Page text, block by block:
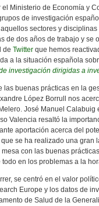
Ministerio de Economía y
de investigación
sectores y
de dos años de trabajo y se
de Twitter que hemos
a la situación española
investigación dirigidas a
buenas prácticas en la
López Borrull nos
José Manuel
Valencia resaltó la
aportación acerca del
se ha realizado una
con las buenas
en los problemas a la
se centró en el valor
Europe y los datos de
de Salud de la